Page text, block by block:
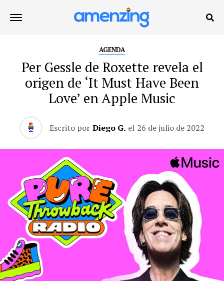
AGENDA
Per Gessle de Roxette revela el
origen de ‘It Must Have Been
Love’ en Apple Music
Escrito por Diego G. el 26 de julio de 2022